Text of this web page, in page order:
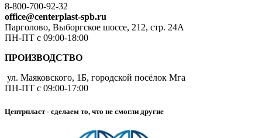
8-800-700-92-32
office@centerplast-spb.ru
Парголово, Выборгское шоссе, 212, стр. 24А
ПН-ПТ с 09:00-18:00
ПРОИЗВОДСТВО
ул. Маяковского, 1Б, городской посёлок Мга
ПН-ПТ с 09:00-17:00
Центрпласт - сделаем то, что не смогли другие